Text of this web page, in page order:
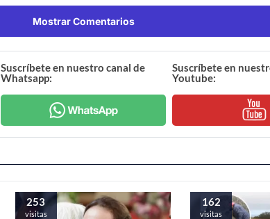
Mostrar Comentarios
Suscríbete en nuestro canal de
Whatsapp:
Suscríbete en
Youtube:
253
visitas
162
visitas